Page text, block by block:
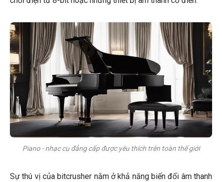
Piano - nhạc cụ đẳng cấp được yêu thích trên toàn thế giới
Sự thú vị của bitcrusher nằm ở khả năng biến đổi âm thanh